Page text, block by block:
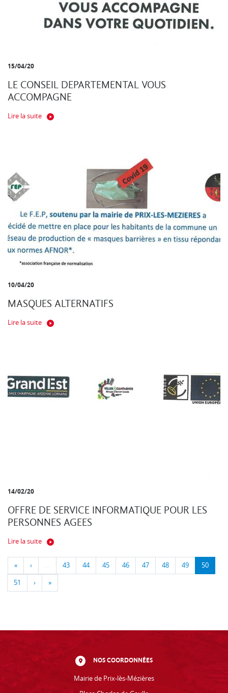
15/04/20
LE CONSEIL DEPARTEMENTAL VOUS
ACCOMPAGNE
Lire la suite
10/04/20
MASQUES ALTERNATIFS
Lire la suite
14/02/20
OFFRE DE SERVICE INFORMATIQUE POUR LES
PERSONNES AGEES
Lire la suite
« ‹ … 43 44 45 46 47 48 49 50
51 › »
NOS COORDONNÉES
Mairie de Prix-lès-Mézières